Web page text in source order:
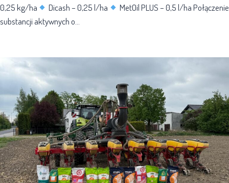
0,25 kg/ha
Dicash – 0,25 l/ha
MetOil PLUS – 0,5 l/ha Połączenie
substancji aktywnych o…